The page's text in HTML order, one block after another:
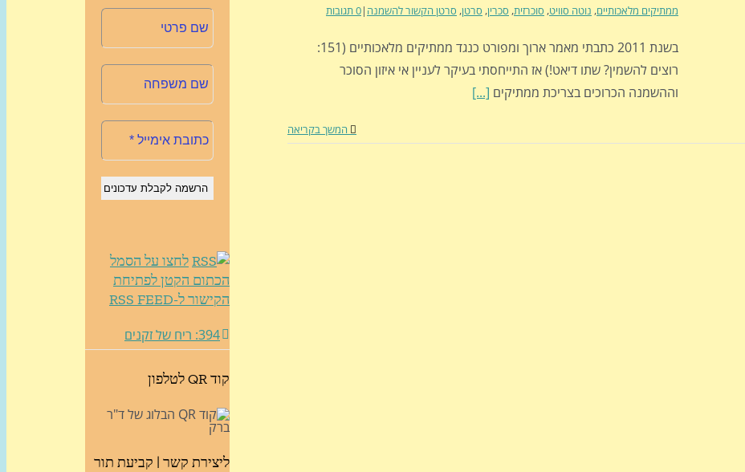
ממתיקים מלאכותיים, נוטה סוויט, סוכרזית, סכרין, סרטן, סרטן הקשור להשמנה |0 תגובות
בשנת 2011 כתבתי מאמר ארוך ומפורט כנגד ממתיקים מלאכותיים (151:
רוצים להשמין? שתו דיאט!) אז התייחסתי בעיקר לעניין אי איזון הסוכר
וההשמנה הכרוכים בצריכת ממתיקים [...]
המשך בקריאה
לחצו על הסמל
הכתום הקטן לפתיחת
הקישור ל-RSS FEED
394: ריח של זקנים
קוד QR לטלפון
ליצירת קשר | קביעת תור